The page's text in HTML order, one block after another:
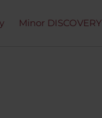
Minor DISCOVERY